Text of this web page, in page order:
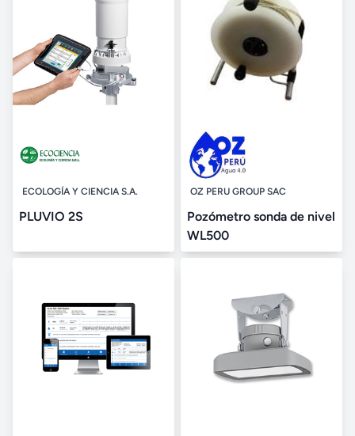
ECOLOGÍA Y CIENCIA S.A.
PLUVIO 2S
OZ PERU GROUP SAC
Pozómetro sonda de nivel
WL500